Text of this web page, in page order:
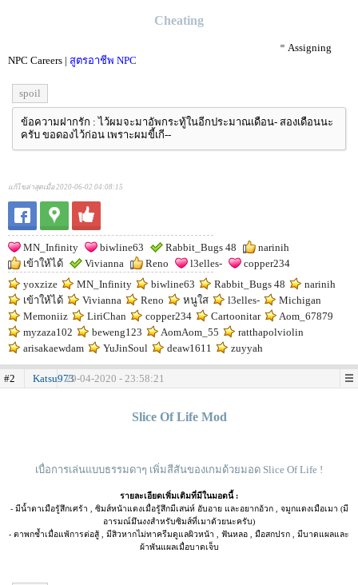
Cheating
⠀⠀⠀⠀⠀⠀⠀⠀⠀⠀⠀⠀⠀⠀⠀⠀⠀⠀⠀⠀⠀⠀⠀⠀⠀⠀⠀⠀⠀⠀⠀⠀⠀⠀⁼ Assigning
NPC Careers | สูตรอาชีพ NPC
spoil
ข้อความฝากรัก : ไว้ผมจะมาอัพกระทู้ในอีกประมาณเดือน- สองเดือนนะ
ครับ ขอดองไว้ก่อน เพราะผมขี้เกี--
แก้ไขล่าสุดเมื่อ 2020-06-02 04:08:15
MN_Infinity biwline63 Rabbit_Bugs 48
narinih
เข้าให้ได้
Vivianna Reno l3elles-
copper234
yoxzize
MN_Infinity biwline63 Rabbit_Bugs 48
narinih
เข้าให้ได้
Vivianna Reno หนูใส l3elles-
Michigan
Memoniiz
LiriChan copper234 Cartoonitar
Aom_67879
myzaza102
beweng123 AomAom_55
ratthapolviolin
arisakaewdam
YuJinSoul deaw1611 zuyyah
#2 Katsu97329-04-2020 - 23:58:21
Slice Of Life Mod
เบื่อการเล่นแบบธรรมดาๆ เพิ่มสีสันของเกมด้วยมอด Slice Of Life !
รายละเอียดเพิ่มเติมที่มีในมอดนี้ :
- มีน้ำตาเมือรู้สึกเศร้า , ซิมส์หน้าแดงเมื่อรู้สึกมีเสน่ห์ อับอาย และอยากอ้วก , จมูกแดงเมือเมา (มี
อารมณ์มึนงงสำหรับซิมส์ที่เมาด้วยนะครับ)
- ตาพกช้ำเมื่อแพ้การต่อสู้ , มีสิวหากไม่ทาครีมดูแลผิวหน้า , ฟันหลอ , มือสกปรก , มีบาดแผลและ
ผ้าพันแผลเมื่อบาดเจ็บ